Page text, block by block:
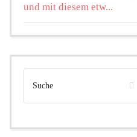
und mit diesem etw...